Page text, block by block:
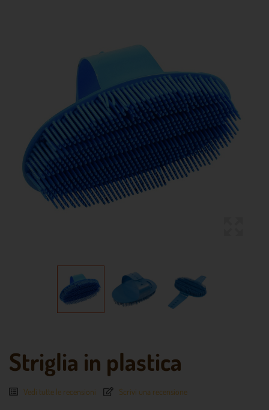
Striglia in plastica
Vedi tutte le recensioni Scrivi una recensione